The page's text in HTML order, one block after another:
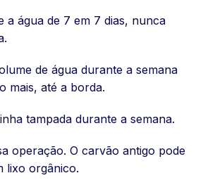
a água de 7 em 7 dias, nunca
de água durante a semana
mais, até a borda.
tampada durante a semana.
operação. O carvão antigo pode
lixo orgânico.